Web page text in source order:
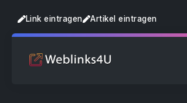
Link eintragen Artikel eintragen